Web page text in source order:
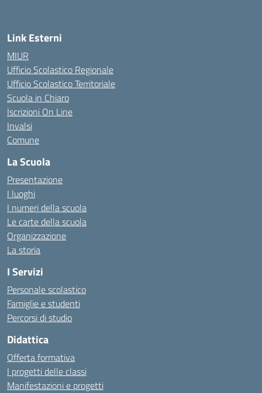
Link Esterni
MIUR
Ufficio Scolastico Regionale
Ufficio Scolastico Territoriale
Scuola in Chiaro
Iscrizioni On Line
Invalsi
Comune
La Scuola
Presentazione
I luoghi
I numeri della scuola
Le carte della scuola
Organizzazione
La storia
I Servizi
Personale scolastico
Famiglie e studenti
Percorsi di studio
Didattica
Offerta formativa
I progetti delle classi
Manifestazioni e progetti